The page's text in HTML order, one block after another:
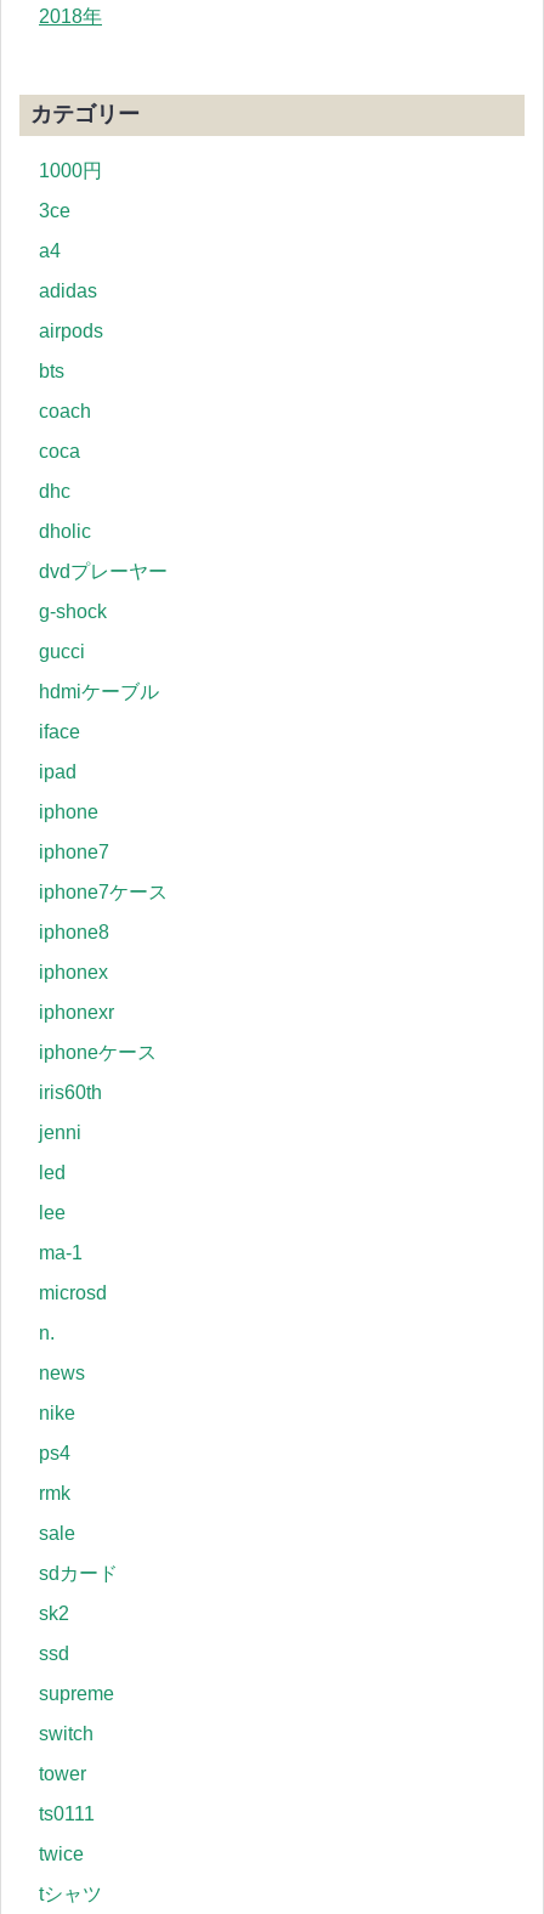
2018年
カテゴリー
1000円
3ce
a4
adidas
airpods
bts
coach
coca
dhc
dholic
dvdプレーヤー
g-shock
gucci
hdmiケーブル
iface
ipad
iphone
iphone7
iphone7ケース
iphone8
iphonex
iphonexr
iphoneケース
iris60th
jenni
led
lee
ma-1
microsd
n.
news
nike
ps4
rmk
sale
sdカード
sk2
ssd
supreme
switch
tower
ts0111
twice
tシャツ